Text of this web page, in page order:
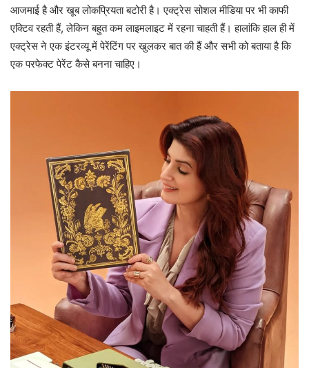
आजमाई है और खूब लोकप्रियता बटोरी है। एक्ट्रेस सोशल मीडिया पर भी काफी
एक्टिव रहती हैं, लेकिन बहुत कम लाइमलाइट में रहना चाहती हैं। हालांकि हाल ही में
एक्ट्रेस ने एक इंटरव्यू में पेरेंटिंग पर खुलकर बात की हैं और सभी को बताया है कि
एक परफेक्ट पेरेंट कैसे बनना चाहिए।